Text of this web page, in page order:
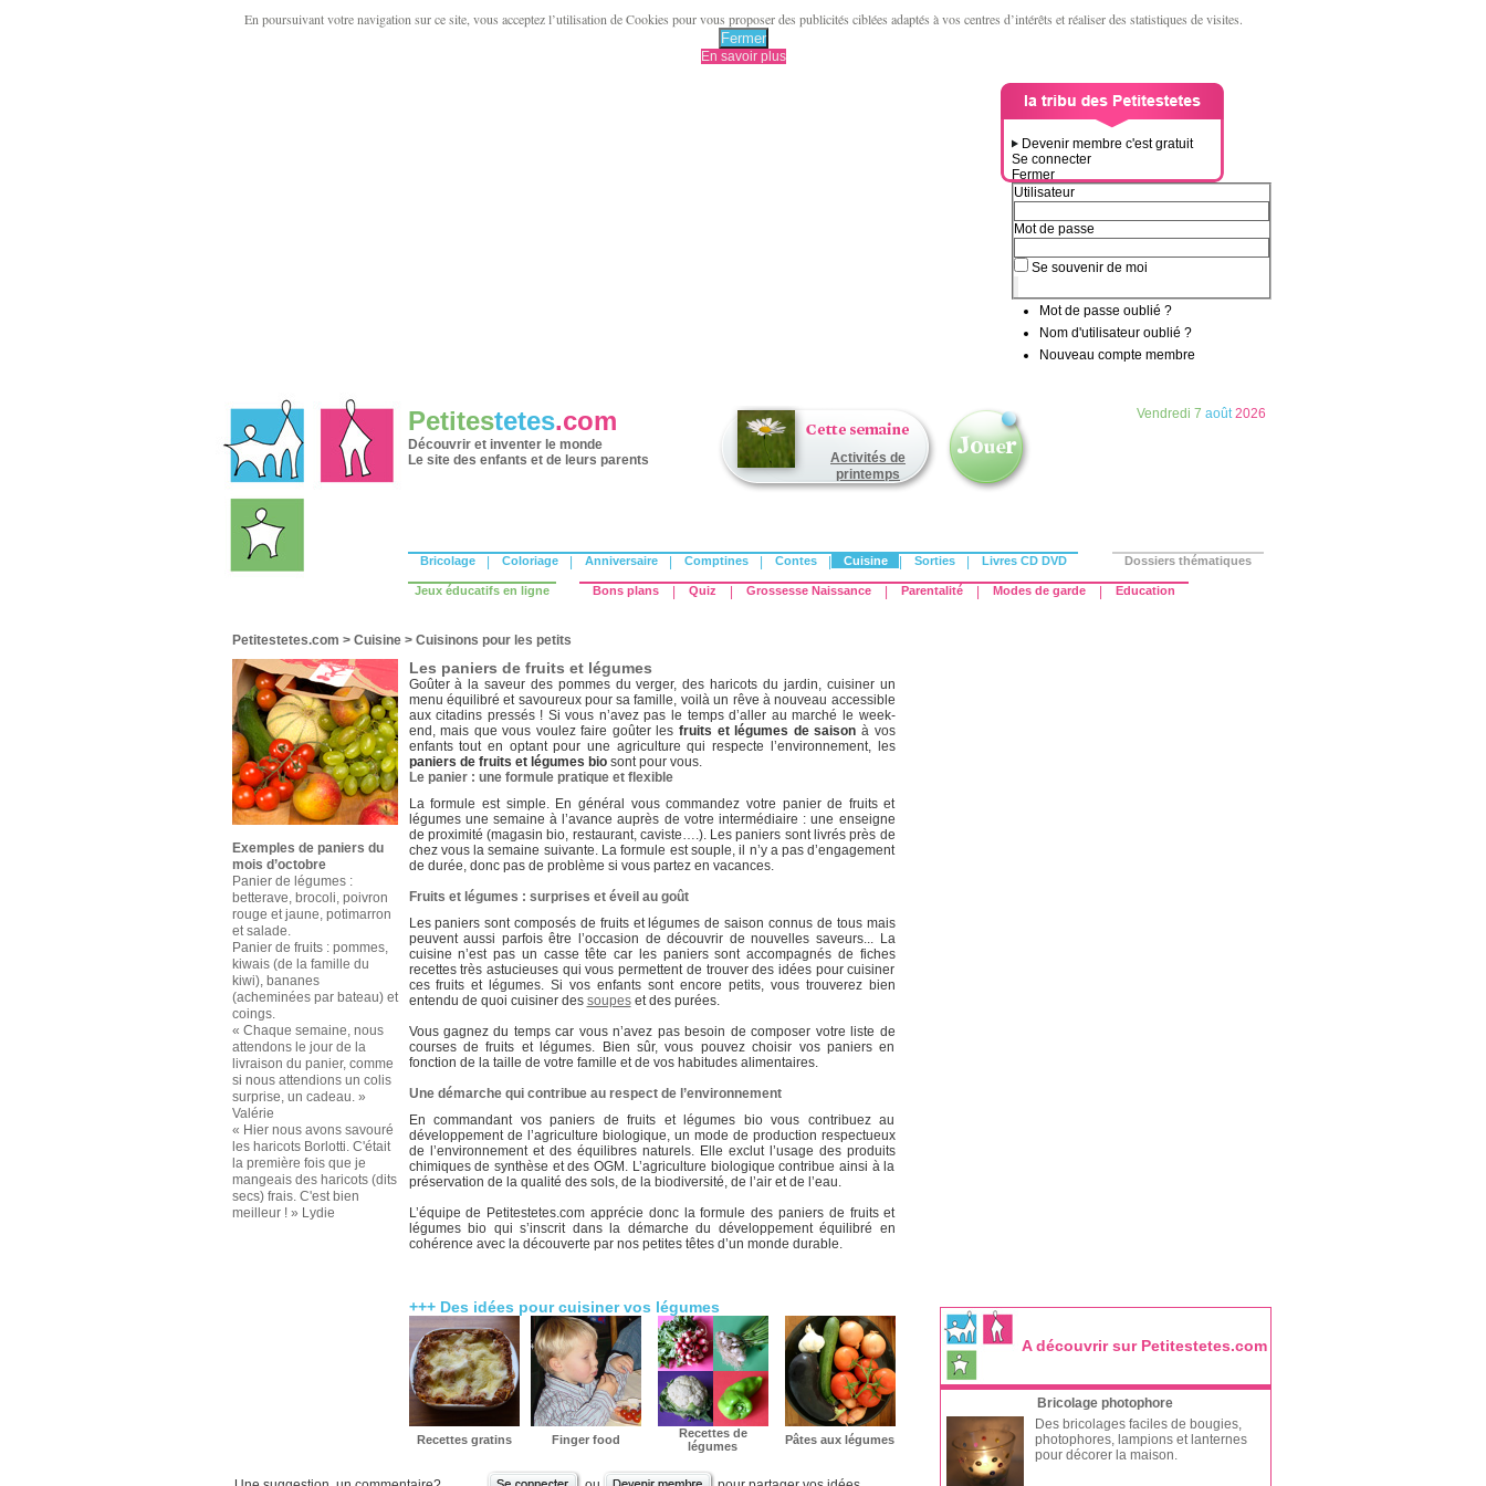
En poursuivant votre navigation sur ce site, vous acceptez l’utilisation de Cookies pour vous proposer des publicités ciblées adaptés à vos centres d’intérêts et réaliser des statistiques de visites.
Fermer
En savoir plus
Devenir membre c'est gratuit
Se connecter
Fermer
Utilisateur
Mot de passe
Se souvenir de moi
Mot de passe oublié ?
Nom d'utilisateur oublié ?
Nouveau compte membre
Petitestetes.com
Découvrir et inventer le monde
Le site des enfants et de leurs parents
Activités de
printemps
Vendredi 7 août2026
Bricolage Coloriage Anniversaire Comptines Contes Cuisine Sorties Livres CD DVD Dossiers thématiques
Jeux éducatifs en ligne Bons plans Quiz Grossesse Naissance Parentalité Modes de garde Education
Petitestetes.com > Cuisine > Cuisinons pour les petits
Exemples de paniers du
mois d’octobre
Panier de légumes :
betterave, brocoli, poivron
rouge et jaune, potimarron
et salade.
Panier de fruits : pommes,
kiwais (de la famille du
kiwi), bananes
(acheminées par bateau) et
coings.
« Chaque semaine, nous
attendons le jour de la
livraison du panier, comme
si nous attendions un colis
surprise, un cadeau. »
Valérie
« Hier nous avons savouré
les haricots Borlotti. C'était
la première fois que je
mangeais des haricots (dits
secs) frais. C'est bien
meilleur ! » Lydie
Les paniers de fruits et légumes
Goûter à la saveur des pommes du verger, des haricots du jardin, cuisiner un
menu équilibré et savoureux pour sa famille, voilà un rêve à nouveau accessible
aux citadins pressés ! Si vous n’avez pas le temps d’aller au marché le week-
end, mais que vous voulez faire goûter lesfruits et légumes de saison à vos
enfants tout en optant pour une agriculture qui respecte l’environnement, les
paniers de fruits et légumes biosont pour vous.
Le panier : une formule pratique et flexible
La formule est simple. En général vous commandez votre panier de fruits et
légumes une semaine à l’avance auprès de votre intermédiaire : une enseigne
de proximité (magasin bio, restaurant, caviste….). Les paniers sont livrés près de
chez vous la semaine suivante. La formule est souple, il n’y a pas d’engagement
de durée, donc pas de problème si vous partez en vacances.
Fruits et légumes : surprises et éveil au goût
Les paniers sont composés de fruits et légumes de saison connus de tous mais
peuvent aussi parfois être l’occasion de découvrir de nouvelles saveurs... La
cuisine n’est pas un casse tête car les paniers sont accompagnés de fiches
recettes très astucieuses qui vous permettent de trouver des idées pour cuisiner
ces fruits et légumes. Si vos enfants sont encore petits, vous trouverez bien
entendu de quoi cuisiner des soupeset des purées.
Vous gagnez du temps car vous n’avez pas besoin de composer votre liste de
courses de fruits et légumes. Bien sûr, vous pouvez choisir vos paniers en
fonction de la taille de votre famille et de vos habitudes alimentaires.
Une démarche qui contribue au respect de l’environnement
En commandant vos paniers de fruits et légumes bio vous contribuez au
développement de l’agriculture biologique, un mode de production respectueux
de l’environnement et des équilibres naturels. Elle exclut l’usage des produits
chimiques de synthèse et des OGM. L’agriculture biologique contribue ainsi à la
préservation de la qualité des sols, de la biodiversité, de l’air et de l’eau.
L’équipe de Petitestetes.com apprécie donc la formule des paniers de fruits et
légumes bio qui s’inscrit dans la démarche du développement équilibré en
cohérence avec la découverte par nos petites têtes d’un monde durable.
+++ Des idées pour cuisiner vos légumes
Recettes gratins Finger food
Recettes de
légumes
Pâtes aux légumes
A découvrir sur Petitestetes.com
Bricolage photophore
Des bricolages faciles de bougies,
photophores, lampions et lanternes
pour décorer la maison.